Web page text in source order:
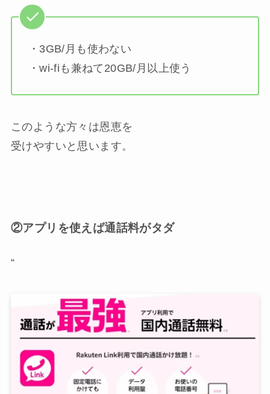
・3GB/月も使わない
・wi-fiも兼ねて20GB/月以上使う
このような方々は恩恵を
受けやすいと思います。
②アプリを使えば通話料がタダ
“